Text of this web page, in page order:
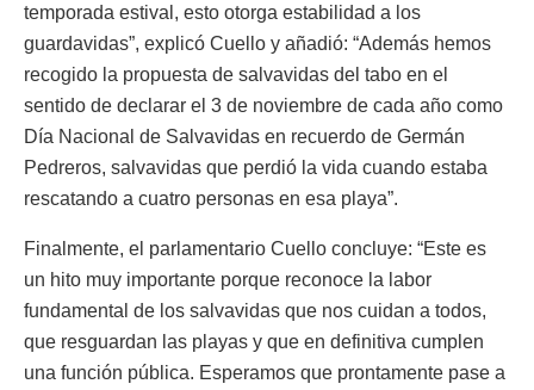
temporada estival, esto otorga estabilidad a los
guardavidas”, explicó Cuello y añadió: “Además hemos
recogido la propuesta de salvavidas del tabo en el
sentido de declarar el 3 de noviembre de cada año como
Día Nacional de Salvavidas en recuerdo de Germán
Pedreros, salvavidas que perdió la vida cuando estaba
rescatando a cuatro personas en esa playa”.
Finalmente, el parlamentario Cuello concluye: “Este es
un hito muy importante porque reconoce la labor
fundamental de los salvavidas que nos cuidan a todos,
que resguardan las playas y que en definitiva cumplen
una función pública. Esperamos que prontamente pase a